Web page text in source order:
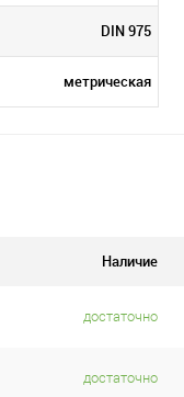
DIN 975
метрическая
Наличие
достаточно
достаточно